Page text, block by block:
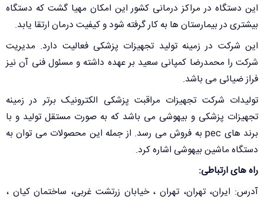
این دستگاه در مراکز درمانی کشور این امکان مهیا گشت که دستگاه
بیشتری در بیمارستان ها به کار گرفته شود و کیفیت درمان ارتقا یابد.
این شرکت در زمینه تولید تجهیزات پزشکی فعالیت دارد. مدیریت
شرکت را محمدرضا کمپانی سعید بر عهده داشته و مسئول فنی آن نیز
فراز ضیائی می باشد.
تولیدات شرکت تجهیزات مراقبت پزشکی الکترونیک برتر در زمینه
تجهیزات پزشکی و بیهوشی می باشد که به صورت مستقل تولید و با
برند های pec به فروش می رسد. از جمله این محصولات می توان به
دستگاه ماشین بیهوشی اشاره کرد.
راه های ارتباطی:
آدرس: ایران، تهران، تهران ، خیابان زرتشت غربی، ساختمان کیان ،